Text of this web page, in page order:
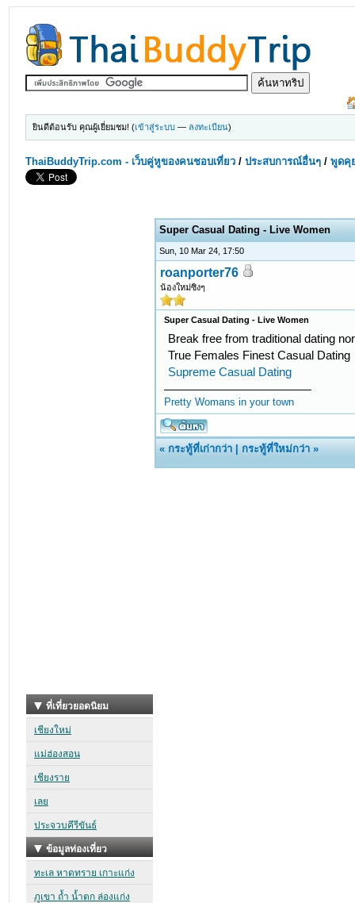
ยินดีต้อนรับ คุณผู้เยี่ยมชม! (เข้าสู่ระบบ — ลงทะเบียน)
ThaiBuddyTrip.com - เว็บคู่หูของคนชอบเที่ยว /ประสบการณ์อื่นๆ /พูดคุ
Super Сasual Dating - Live Women
Sun, 10 Mar 24, 17:50
roanporter76
น้องใหม่ซิงๆ
Super Сasual Dating - Live Women
Break free from traditional dating
True Females Finest Сasual Dating
Supreme Сasual Dating
Pretty Womans in your town
«กระทู้ที่เก่ากว่า |กระทู้ที่ใหม่กว่า »